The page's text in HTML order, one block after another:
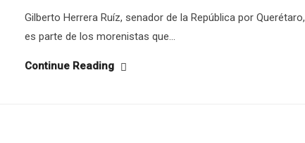
Gilberto Herrera Ruíz, senador de la República por Querétaro,
es parte de los morenistas que...
Continue Reading